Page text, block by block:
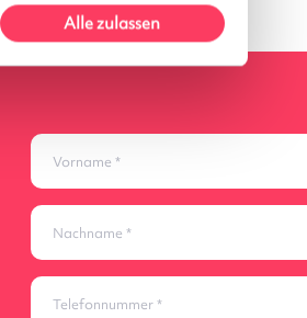
Alle zulassen
Vorname
Nachname
Telefonnummer